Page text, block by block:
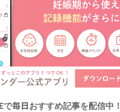
で毎日おすすめ記事を配信中！